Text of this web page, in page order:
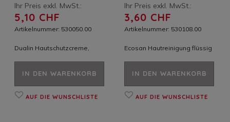
Ihr Preis exkl. MwSt.:
5,10 CHF
Artikelnummer: 530050.00
Dualin Hautschutzcreme,
IN DEN WARENKORB
AUF DIE WUNSCHLISTE
Ihr Preis exkl. MwSt.:
3,60 CHF
Artikelnummer: 530108.00
Ecosan Hautreinigung flüssig
IN DEN WARENKORB
AUF DIE WUNSCHLISTE